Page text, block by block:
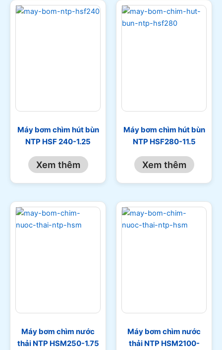
Máy bơm chìm hút bùn
NTP HSF 240-1.25
Xem thêm
Máy bơm chìm hút bùn
NTP HSF280-11.5
Xem thêm
Máy bơm chìm nước
thải NTP HSM250-1.75
Máy bơm chìm nước
thải NTP HSM2100-